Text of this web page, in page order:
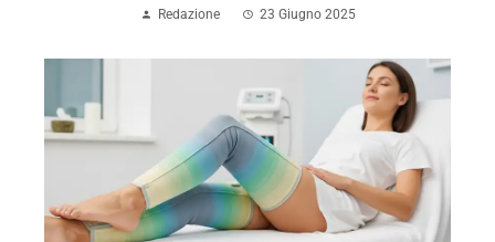
Redazione 23 Giugno 2025